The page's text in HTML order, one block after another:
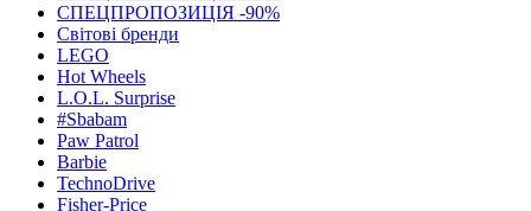
СПЕЦПРОПОЗИЦІЯ -90%
Світові бренди
LEGO
Hot Wheels
L.O.L. Surprise
#Sbabam
Paw Patrol
Barbie
TechnoDrive
Fisher-Price